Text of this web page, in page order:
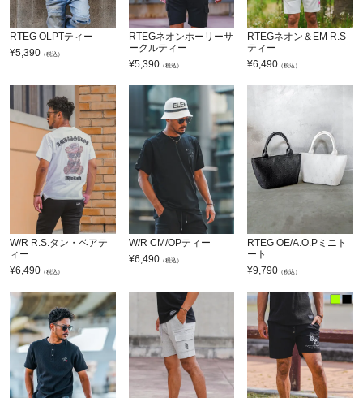
RTEG OLPTティー
¥5,390 （税込）
RTEGネオンホーリーサ
ークルティー
¥5,390（税込）
RTEGネオン＆EM R.S
ティー
¥6,490 （税込）
W/R R.S.タン・ベアテ
ィー
¥6,490 （税込）
W/R CM/OPティー
¥6,490（税込）
RTEG OE/A.O.Pミニト
ート
¥9,790 （税込）